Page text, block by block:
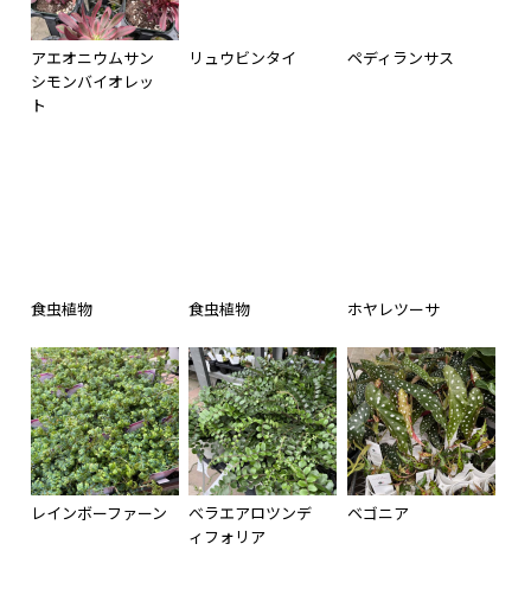
アエオニウムサン
シモンバイオレッ
ト
リュウビンタイ ペディランサス
食虫植物 食虫植物 ホヤレツーサ
レインボーファーン
べラエアロツンデ
ィフォリア
ベゴニア